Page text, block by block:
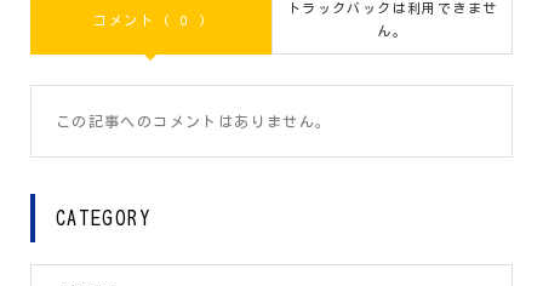
コメント ( 0 )
トラックバックは利用できませ
ん。
この記事へのコメントはありません。
CATEGORY